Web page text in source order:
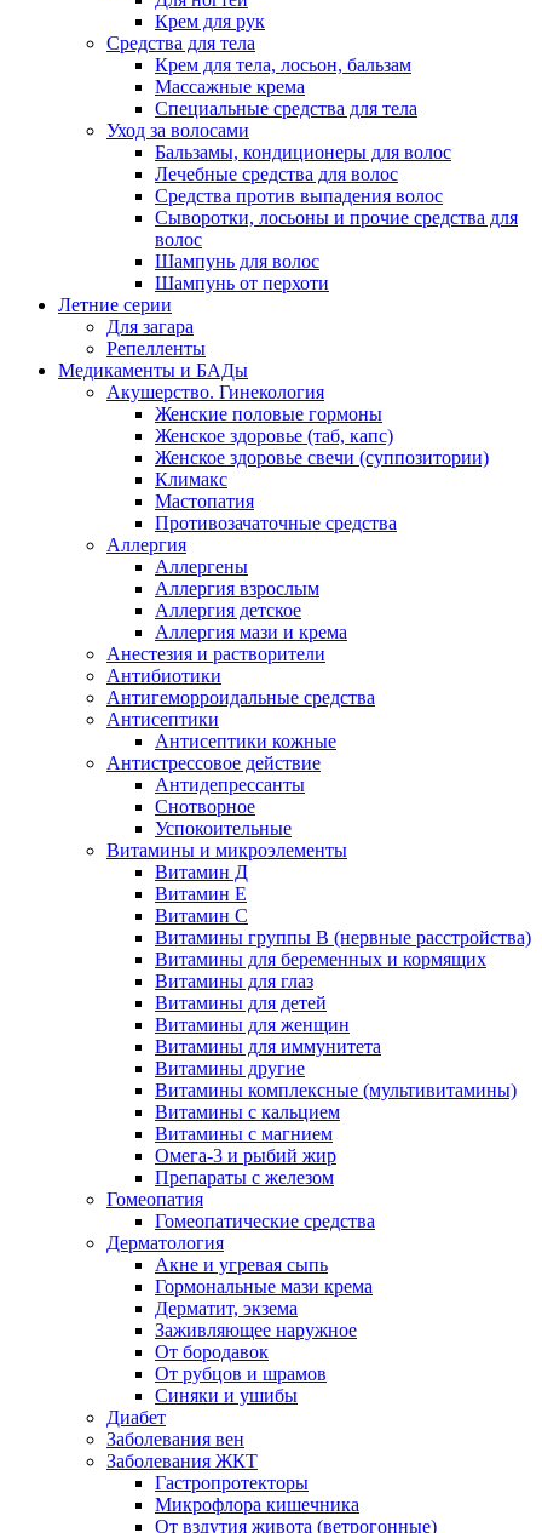
Крем для рук
Средства для тела
Крем для тела, лосьон, бальзам
Массажные крема
Специальные средства для тела
Уход за волосами
Бальзамы, кондиционеры для волос
Лечебные средства для волос
Средства против выпадения волос
Сыворотки, лосьоны и прочие средства для
волос
Шампунь для волос
Шампунь от перхоти
Летние серии
Для загара
Репелленты
Медикаменты и БАДы
Акушерство. Гинекология
Женские половые гормоны
Женское здоровье (таб, капс)
Женское здоровье свечи (суппозитории)
Климакс
Мастопатия
Противозачаточные средства
Аллергия
Аллергены
Аллергия взрослым
Аллергия детское
Аллергия мази и крема
Анестезия и растворители
Антибиотики
Антигеморроидальные средства
Антисептики
Антисептики кожные
Антистрессовое действие
Антидепрессанты
Снотворное
Успокоительные
Витамины и микроэлементы
Витамин Д
Витамин Е
Витамин С
Витамины группы В (нервные расстройства)
Витамины для беременных и кормящих
Витамины для глаз
Витамины для детей
Витамины для женщин
Витамины для иммунитета
Витамины другие
Витамины комплексные (мультивитамины)
Витамины с кальцием
Витамины с магнием
Омега-3 и рыбий жир
Препараты с железом
Гомеопатия
Гомеопатические средства
Дерматология
Акне и угревая сыпь
Гормональные мази крема
Дерматит, экзема
Заживляющее наружное
От бородавок
От рубцов и шрамов
Синяки и ушибы
Диабет
Заболевания вен
Заболевания ЖКТ
Гастропротекторы
Микрофлора кишечника
От вздутия живота (ветрогонные)